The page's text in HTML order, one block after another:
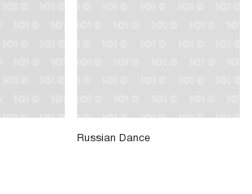
Russian Dance